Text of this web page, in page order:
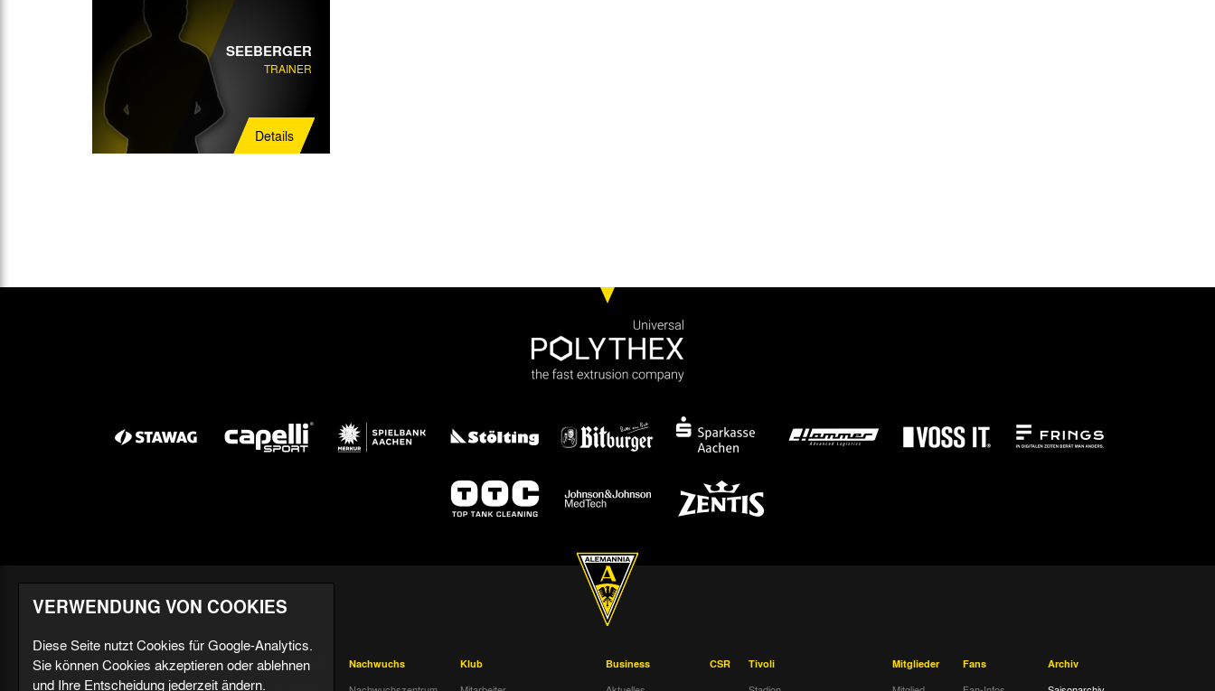
SEEBERGER
TRAINER
Details
Aktuell
Profis
Fußballschule
Nachwuchs
Klub
Business
CSR
Tivoli
Mitglieder
Fans
Archiv
VERWENDUNG VON COOKIES
Diese Seite nutzt Cookies für Google-Analytics.
Sie können Cookies akzeptieren oder ablehnen
und Ihre Entscheidung jederzeit ändern.